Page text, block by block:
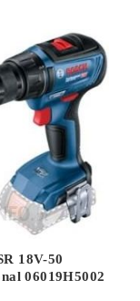
18V-50
06019H5002